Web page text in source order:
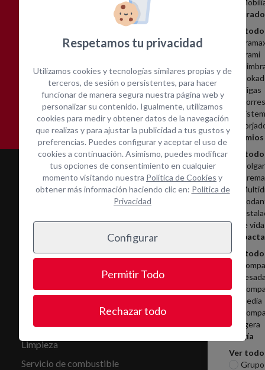
Encofrado
Ver todo
Frami
Vigas
Andamios
Ver todo
de vida
Ver todo
media
ligera
Energía
Ver todo
Amplia gama de equipos Cotización inmediata
Asistencia técnica in-
situ
Contacta con nosotros
Mantenimiento y reparación
Limpieza
Servicio de combustible
Respetamos tu privacidad
Utilizamos cookies y tecnologías similares propias y de
terceros, de sesión o persistentes, para hacer
funcionar de manera segura nuestra página web y
personalizar su contenido. Igualmente, utilizamos
cookies para medir y obtener datos de la navegación
que realizas y para ajustar la publicidad a tus gustos y
preferencias. Puedes configurar y aceptar el uso de
cookies a continuación. Asimismo, puedes modificar
tus opciones de consentimiento en cualquier
momento visitando nuestra Política de Cookies y
obtener más información haciendo clic en: Política de
Privacidad
Configurar
Permitir Todo
Rechazar todo